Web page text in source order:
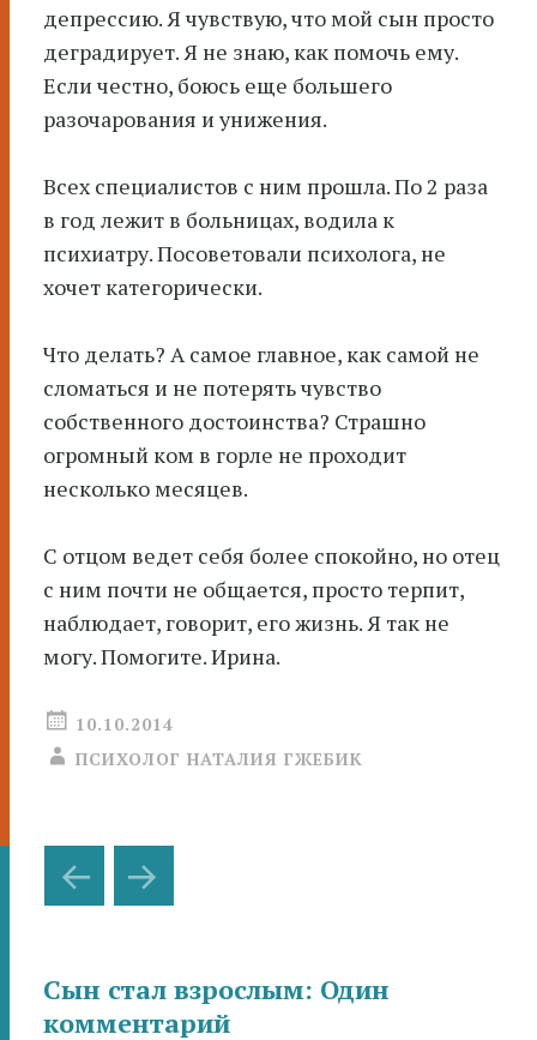
депрессию. Я чувствую, что мой сын просто
деградирует. Я не знаю, как помочь ему.
Если честно, боюсь еще большего
разочарования и унижения.
Всех специалистов с ним прошла. По 2 раза
в год лежит в больницах, водила к
психиатру. Посоветовали психолога, не
хочет категорически.
Что делать? А самое главное, как самой не
сломаться и не потерять чувство
собственного достоинства? Страшно
огромный ком в горле не проходит
несколько месяцев.
С отцом ведет себя более спокойно, но отец
с ним почти не общается, просто терпит,
наблюдает, говорит, его жизнь. Я так не
могу. Помогите. Ирина.
10.10.2014
ПСИХОЛОГ НАТАЛИЯ ГЖЕБИК
Навигация
по
записям
Сын стал взрослым: Один
комментарий